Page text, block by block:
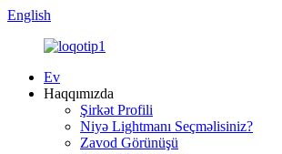
English
Ev
Haqqımızda
Şirkət Profili
Niyə Lightmanı Seçməlisiniz?
Zavod Görünüşü